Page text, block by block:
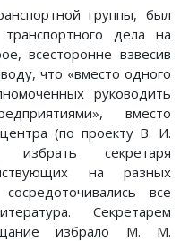
группы, был
дела на
всесторонне взвесив
что «вместо одного
руководить
вместо
(по проекту В. И.
избрать секретаря
на разных
все
Секретарем
избрало М. М.